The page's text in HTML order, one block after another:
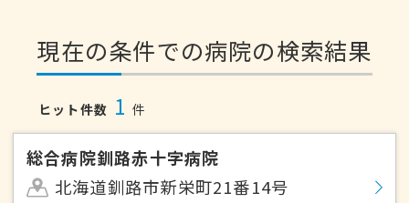
現在の条件での病院の検索結果
ヒット件数 1 件
総合病院釧路赤十字病院
北海道釧路市新栄町21番14号